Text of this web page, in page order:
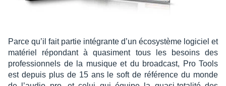
Parce qu’il fait partie inté­grante d’un écosys­tème logi­ciel et
maté­riel répon­dant à quasi­ment tous les besoins des
profes­sion­nels de la musique et du broad­cast, Pro Tools
est depuis plus de 15 ans le soft de réfé­rence du monde